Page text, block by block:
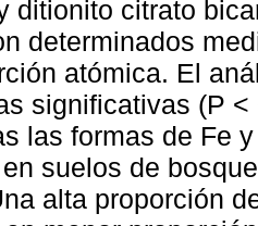
ditionito citrato
determinados
atómica. El
significativas (P
las formas de Fe
suelos de
alta proporción